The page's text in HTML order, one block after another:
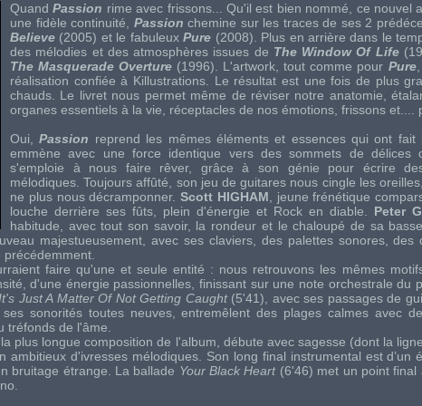
QuandPassion rime avec frissons... Qu'il est bien nommé, ce nouvel
une fidèle continuité, Passionchemine sur les traces de ses 2
Believe (2005) et le fabuleuxPure (2008). Plus en arrière dans le
des mélodies et des atmosphères issues de The Window Of Life
The Masquerade Overture (1996). L'artwork , tout comme pour Pure
réalisation confiée à Killustrations . Le résultat est une fois de plus
chauds. Le livret nous permet même de réviser notre anatomie,
organes essentiels à la vie, réceptacles de nos émotions, frissons et....
Oui,Passion reprend les mêmes éléments et essences qui ont fait
emmène avec une force identique vers des sommets de délices
s'emploie à nous faire rêver, grâce à son génie pour écrire
mélodiques. Toujours affûté, son jeu de guitares nous cingle les
ne plus nous décramponner.Scott HIGHAM , jeune frénétique
louche derrière ses fûts, plein d'énergie et Rock en diable. Peter
habitude, avec tout son savoir, la rondeur et le chaloupé de sa
majestueusement, avec ses claviers, des palettes sonores, des
faire qu'une et seule entité : nous retrouvons les mêmes
d'une énergie passionnelles, finissant sur une note orchestrale du
It's Just A Matter Of Not Getting Caught(5'41), avec ses passages de
sonorités toutes neuves, entremêlent des plages calmes avec
tréfonds de l'âme.
plus longue composition de l'album, débute avec sagesse (dont la
ambitieux d'ivresses mélodiques. Son long final instrumental est d’un
bruitage étrange. La ballade Your Black Heart (6'46) met un point final